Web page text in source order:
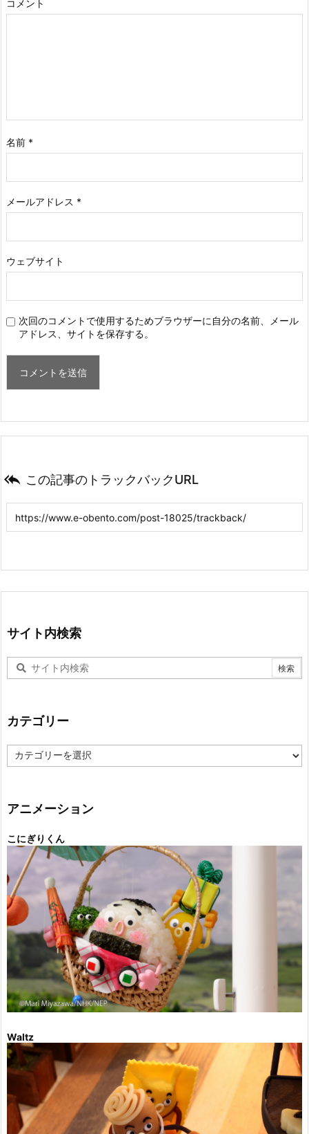
コメント
名前 *
メールアドレス *
ウェブサイト
次回のコメントで使用するためブラウザーに自分の名前、メール
アドレス、サイトを保存する。
 この記事のトラックバックURL
サイト内検索
カテゴリー
テ
ー
アニメーション
こにぎりくん
Waltz